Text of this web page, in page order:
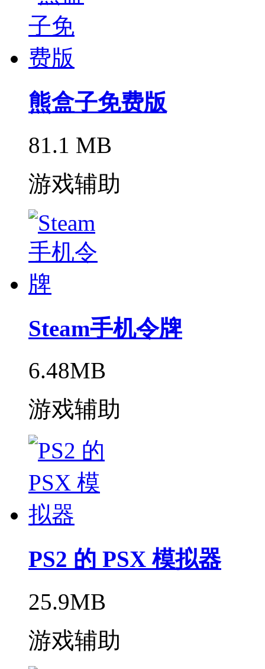
熊盒子免费版
81.1 MB
游戏辅助
Steam手机令牌
6.48MB
游戏辅助
PS2 的 PSX 模拟器
25.9MB
游戏辅助